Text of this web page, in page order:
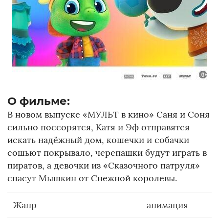
О фильме:
В новом выпуске «МУЛЬТ в кино» Саня и Соня
сильно поссорятся, Катя и Эф отправятся
искать надёжный дом, кошечки и собачки
сошьют покрывало, черепашки будут играть в
пиратов, а девочки из «Сказочного патруля»
спасут Мышкин от Снежной королевы.
Жанр анимация